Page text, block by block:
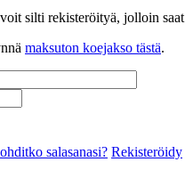
silti rekisteröityä, jolloin
maksuton koejakso tästä.
salasanasi? Rekisteröidy